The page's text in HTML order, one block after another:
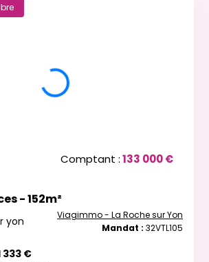
Comptant :133 000 €
- 152m²
yon
Viagimmo - La Roche sur Yon
Mandat : 32VTL105
333 €